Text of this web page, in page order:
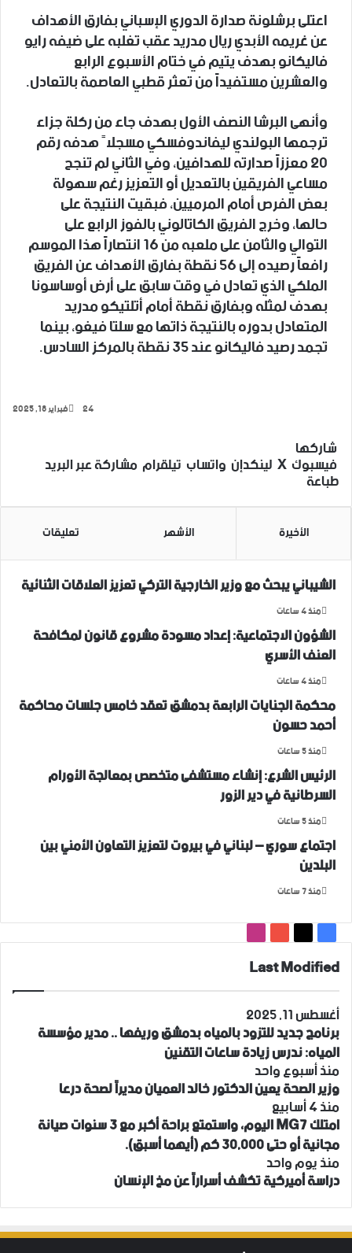
اعتلى برشلونة صدارة الدوري الإسباني بفارق الأهداف
عن غريمه الأبدي ريال مدريد عقب تغلبه على ضيفه رايو
فاليكانو بهدف يتيم في ختام الأسبوع الرابع
والعشرين مستفيداً من تعثر قطبي العاصمة بالتعادل.
وأنهى البرشا النصف الأول بهدف جاء من ركلة جزاء
ترجمها البولندي ليفاندوفسكي مسجلاً هدفه رقم
20 معززاً صدارته للهدافين، وفي الثاني لم تنجح
مساعي الفريقين بالتعديل أو التعزيز رغم سهولة
بعض الفرص أمام المرميين، فبقيت النتيجة على
حالها، وخرج الفريق الكاتالوني بالفوز الرابع على
التوالي والثامن على ملعبه من 16 انتصاراً هذا الموسم
رافعاً رصيده إلى 56 نقطة بفارق الأهداف عن الفريق
الملكي الذي تعادل في وقت سابق على أرض أوساسونا
بهدف لمثله وبفارق نقطة أمام أتلتيكو مدريد
المتعادل بدوره بالنتيجة ذاتها مع سلتا فيغو، بينما
تجمد رصيد فاليكانو عند 35 نقطة بالمركز السادس.
فبراير 18, 2025
شاركها
فيسبوك‫Xلينكدإنواتسابتيلقراممشاركة عبر البريد طباعة
الأخيرة الأشهر تعليقات
الشيباني يبحث مع وزير الخارجية التركي تعزيز العلاقات الثنائية
منذ 4 ساعات
الشؤون الاجتماعية: إعداد مسودة مشروع قانون لمكافحة
العنف الأسري ‏
منذ 4 ساعات
محكمة الجنايات الرابعة بدمشق تعقد خامس جلسات محاكمة
أحمد حسون
منذ 5 ساعات
الرئيس الشرع: إنشاء ‌‏مستشفى متخصص بمعالجة الأورام
السرطانية في دير الزور
منذ 5 ساعات
اجتماع سوري – لبناني في بيروت لتعزيز التعاون ‏الأمني ‏بين
البلدين
منذ 7 ساعات
فيسبوك
‫X
‫YouTube
انستقرام
Last Modified
أغسطس 11, 2025
برنامج جديد للتزود بالمياه بدمشق وريفها .. مدير مؤسسة
المياه: ندرس زيادة ساعات التقنين
منذ أسبوع واحد
وزير الصحة يعين الدكتور خالد العميان مديراً لصحة درعا
منذ 4 أسابيع
امتلك MG7 اليوم، واستمتع براحة أكبر مع 3 سنوات صيانة
مجانية أو حتى 30,000 كم (أيهما أسبق).
منذ يوم واحد
دراسة أميركية تكشف أسراراً عن مخ الإنسان